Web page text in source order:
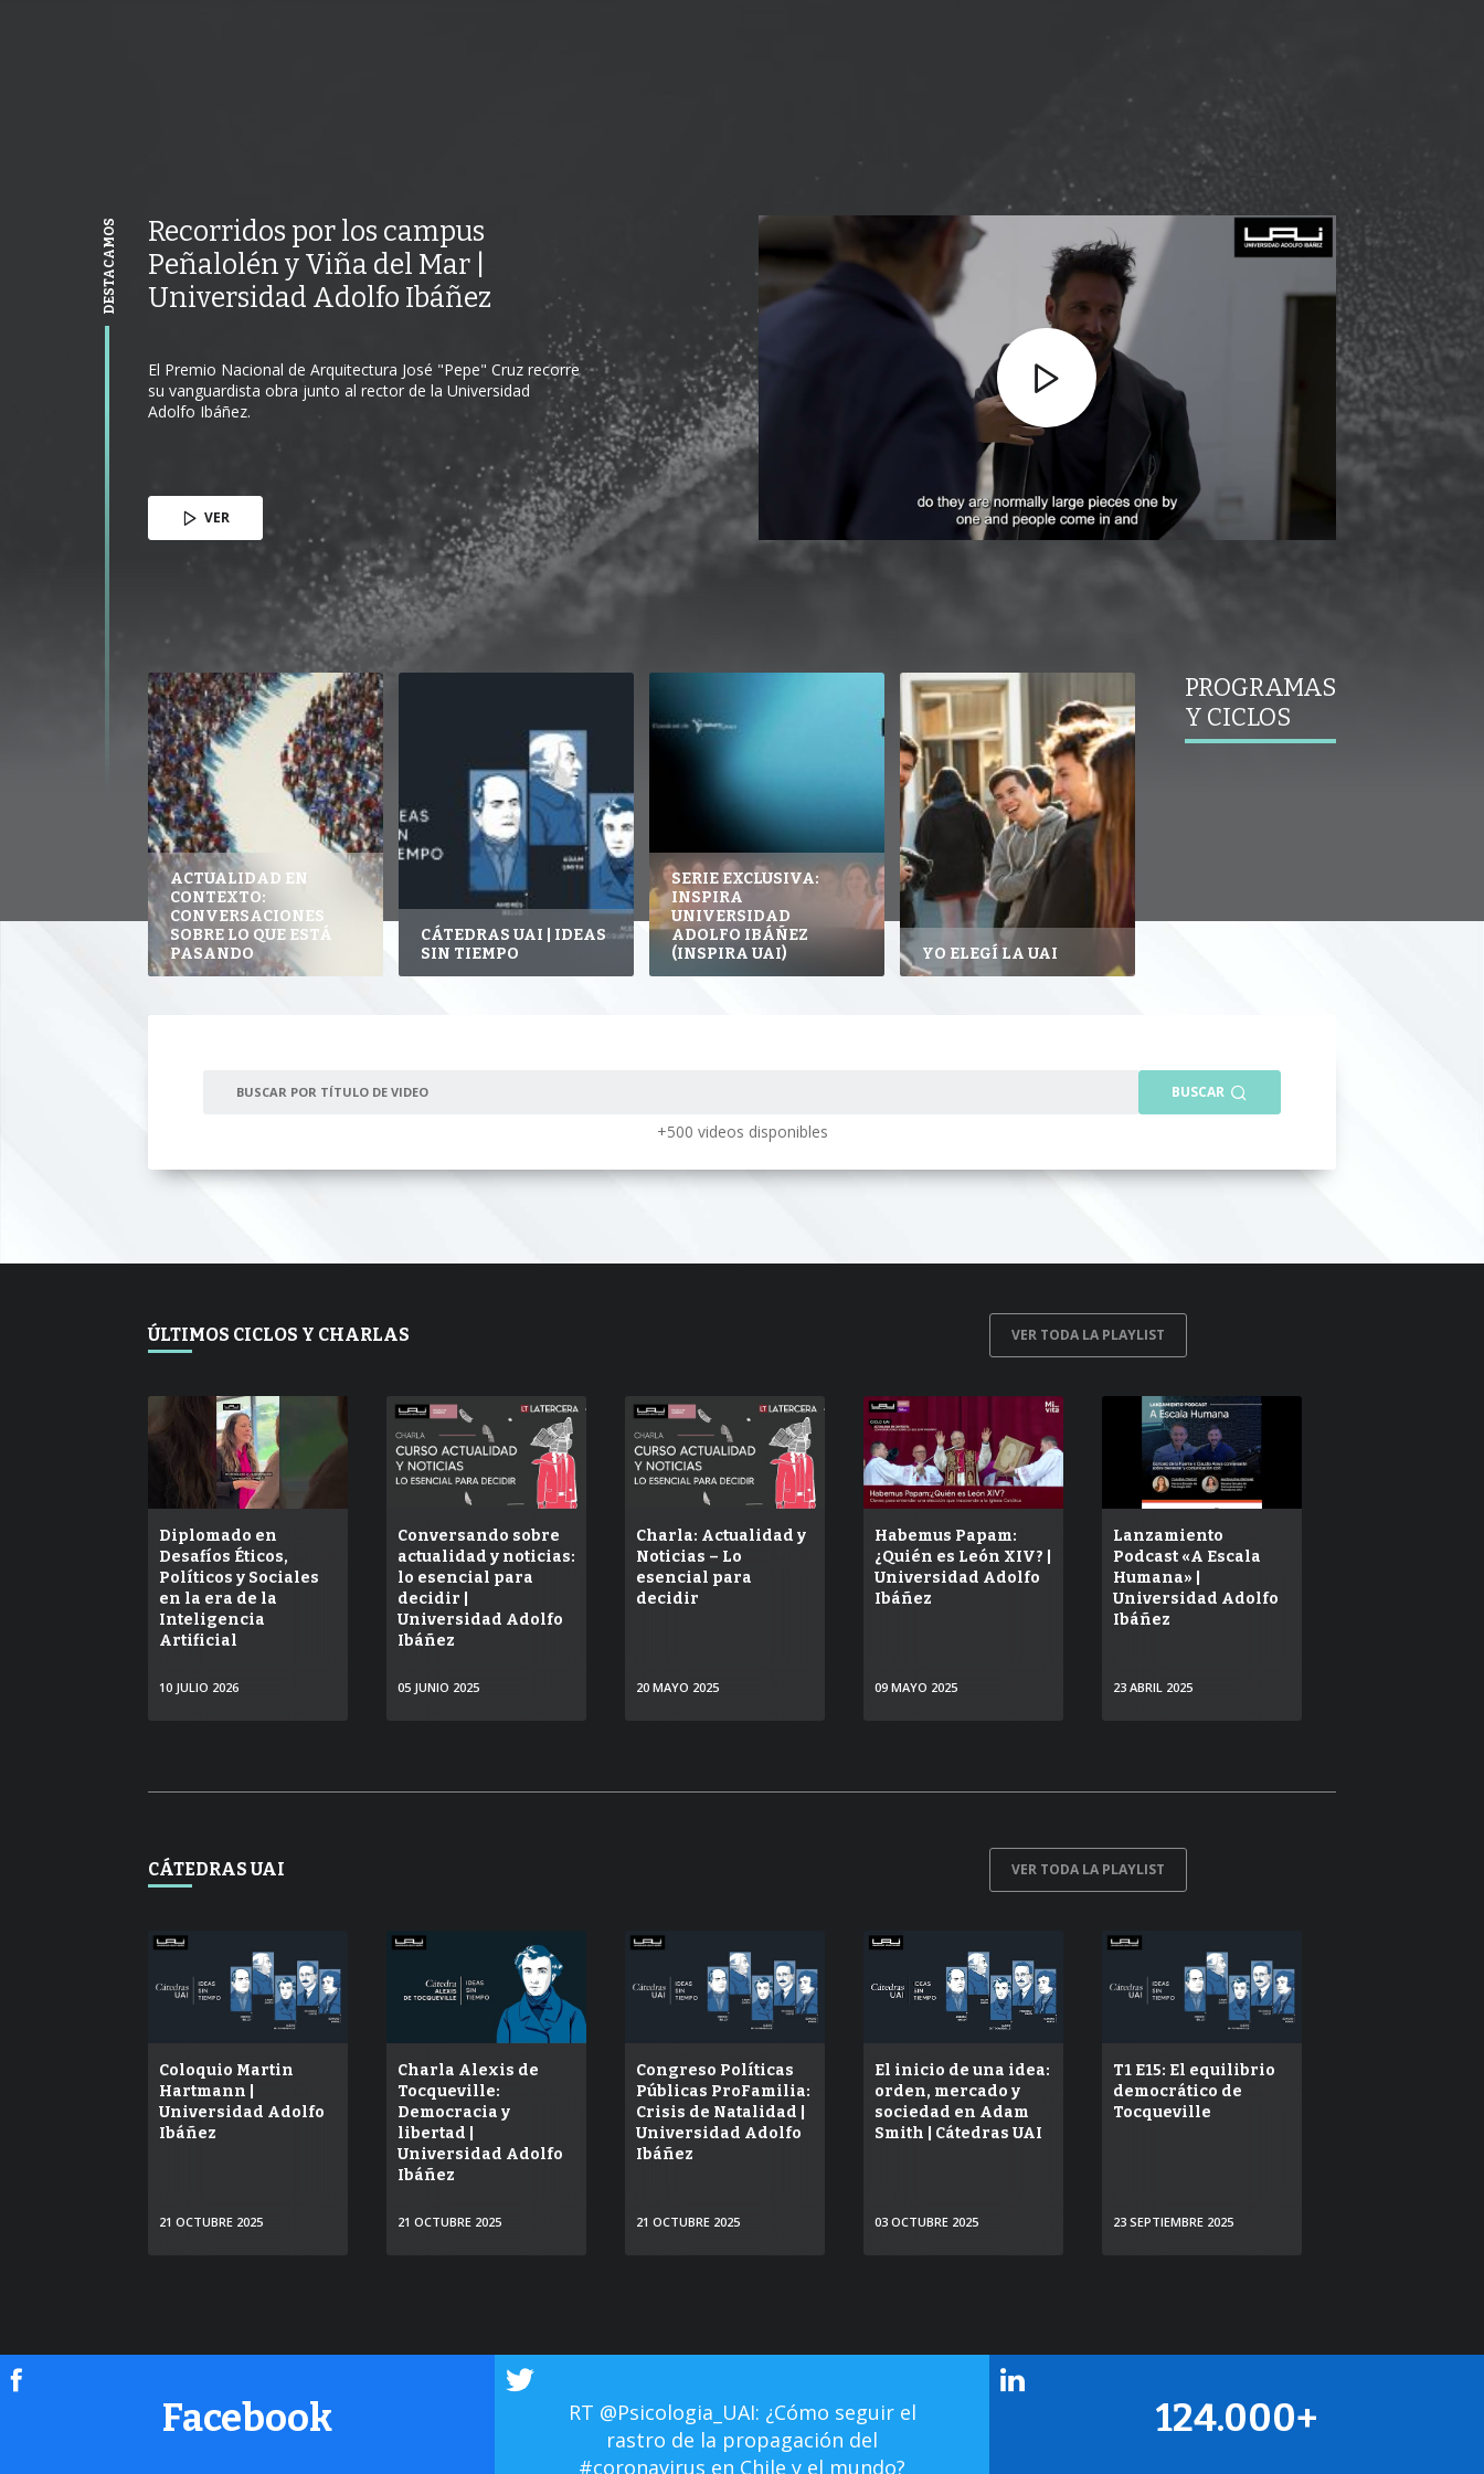
DESTACAMOS
Recorridos por los campus
Peñalolén y Viña del Mar |
Universidad Adolfo Ibáñez
El Premio Nacional de Arquitectura José "Pepe" Cruz recorre
su vanguardista obra junto al rector de la Universidad
Adolfo Ibáñez.
VER
ACTUALIDAD EN
CONTEXTO:
CONVERSACIONES
SOBRE LO QUE ESTÁ
PASANDO
CÁTEDRAS UAI | IDEAS
SIN TIEMPO
SERIE EXCLUSIVA:
INSPIRA
UNIVERSIDAD
ADOLFO IBÁÑEZ
(INSPIRA UAI)
YO ELEGÍ LA UAI
PROGRAMAS
Y CICLOS
BUSCAR
+500 videos disponibles
ÚLTIMOS CICLOS Y CHARLAS VER TODA LA PLAYLIST
Diplomado en
Desafíos Éticos,
Políticos y Sociales
en la era de la
Inteligencia
Artificial
10 JULIO 2026
Conversando sobre
actualidad y noticias:
lo esencial para
decidir |
Universidad Adolfo
Ibáñez
05 JUNIO 2025
Charla: Actualidad y
Noticias – Lo
esencial para
decidir
20 MAYO 2025
Habemus Papam:
¿Quién es León XIV? |
Universidad Adolfo
Ibáñez
09 MAYO 2025
Lanzamiento
Podcast «A Escala
Humana» |
Universidad Adolfo
Ibáñez
23 ABRIL 2025
CÁTEDRAS UAI VER TODA LA PLAYLIST
Coloquio Martin
Hartmann |
Universidad Adolfo
Ibáñez
21 OCTUBRE 2025
Charla Alexis de
Tocqueville:
Democracia y
libertad |
Universidad Adolfo
Ibáñez
21 OCTUBRE 2025
Congreso Políticas
Públicas ProFamilia:
Crisis de Natalidad |
Universidad Adolfo
Ibáñez
21 OCTUBRE 2025
El inicio de una idea:
orden, mercado y
sociedad en Adam
Smith | Cátedras UAI
03 OCTUBRE 2025
T1 E15: El equilibrio
democrático de
Tocqueville
23 SEPTIEMBRE 2025
Facebook
RT @Psicologia_UAI: ¿Cómo seguir el
rastro de la propagación del
#coronavirus en Chile y el mundo?
124.000+
/
VER
CONVERSACIONES SOBRE LO NUESTRO
PUBLICADO REPRODUCCIONES